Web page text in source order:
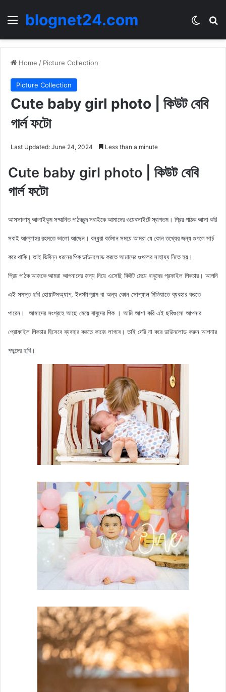
Menublognet24.com
Home / Picture Collection
Picture Collection
Cute baby girl photo | কিউট বেবি
গার্ল ফটো
Last Updated: June 24, 2024 Less than a minute
Cute baby girl photo | কিউট বেবি
গার্ল ফটো
আসসালামু আলাইকুম সম্মানিত পাঠকবৃন্দ সবাইকে আমাদের ওয়েবসাইটে স্বাগতম। প্রিয় পাঠক আসা করি
সবাই আল্লাহর রহমতে ভালো আছেন। বন্ধুরা বর্তমান সময়ে আমরা যে কোন তথ্যের জন্য গুগলে সার্চ
করে থাকি। তাই ভিবিন্ন ধরনের পিক ডাউনলোড করতে আমাদের গুগলের সাহায্য নিতে হয়।
প্রিয় পাঠক আজকেআমরা আপনাদের জন্য নিয়ে এসেছি কিউট মেয়ে বাবুদের প্রফাইল পিকচার। আপনি
এই সমস্ত ছবি হোয়াটসঅ্যাপ, ইনস্টাগ্রাম বা অন্য কোন সোশ্যাল মিডিয়াতে ব্যবহার করতে
পারেন। আমাদের সংগ্রহে আছে মেয়ে বাবুদের পিক । আমি আশা করি এই ছবিগুলো আপনার
প্রোফাইল পিকচার হিসেবে ব্যবহার করতে কাজে লাগবে। তাই দেরি না করে ডাউনলোড করুন আপনার
পছন্দের ছবি।